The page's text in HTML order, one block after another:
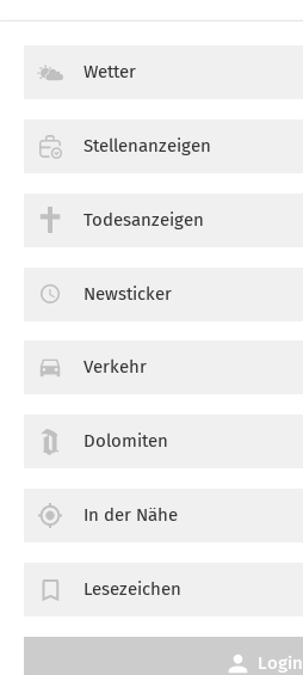
Wetter
Stellenanzeigen
Todesanzeigen
Newsticker
Verkehr
Dolomiten
In der Nähe
Lesezeichen
Login